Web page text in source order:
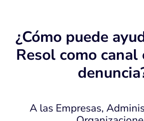
¿Cómo puede
Resol como canal
A las Empresas,